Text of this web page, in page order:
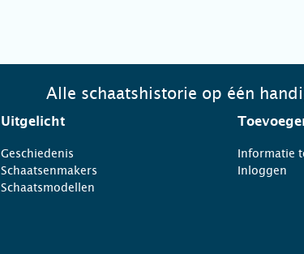
Alle schaatshistorie op één
Uitgelicht
Geschiedenis
Schaatsenmakers
Schaatsmodellen
Informatie
Inloggen